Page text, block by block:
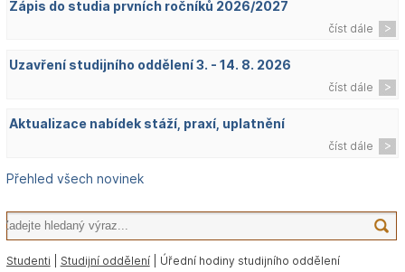
Zápis do studia prvních ročníků 2026/2027
číst dále
Uzavření studijního oddělení 3. - 14. 8. 2026
číst dále
Aktualizace nabídek stáží, praxí, uplatnění
číst dále
Přehled všech novinek
Studenti Studijní oddělení| Úřední hodiny studijního oddělení